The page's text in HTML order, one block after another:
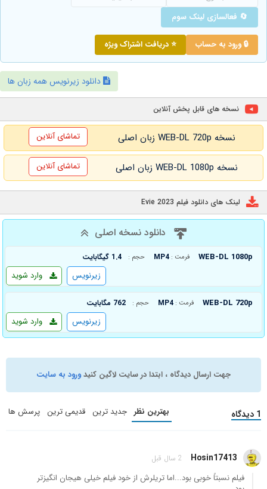
🔄 فعالسازی لینک سوم
🔒 ورود به حساب ⭐ دریافت اشتراک ویژه
دانلود زیرنویس همه زبان ها
نسخه های قابل پخش آنلاین
نسخه WEB-DL 720p زبان اصلی تماشای آنلاین
نسخه WEB-DL 1080p زبان اصلی تماشای آنلاین
لینک های دانلود فیلم Evie 2023
دانلود نسخه اصلی
WEB-DL 1080p فرمت : MP4 حجم : 1.4 گیگابایت
وارد شوید زیرنویس
WEB-DL 720p فرمت : MP4 حجم : 762 مگابایت
وارد شوید زیرنویس
جهت ارسال دیدگاه ، ابتدا در سایت لاگین کنیدورود به سایت
1 دیدگاه بهترین نظر جدید ترین قدیمی ترین پرسش ها
Hosin17413 2 سال قبل
فیلم نسبتاً خوبی بود...اما تریلرش از خود فیلم خیلی هیجان انگیزتر